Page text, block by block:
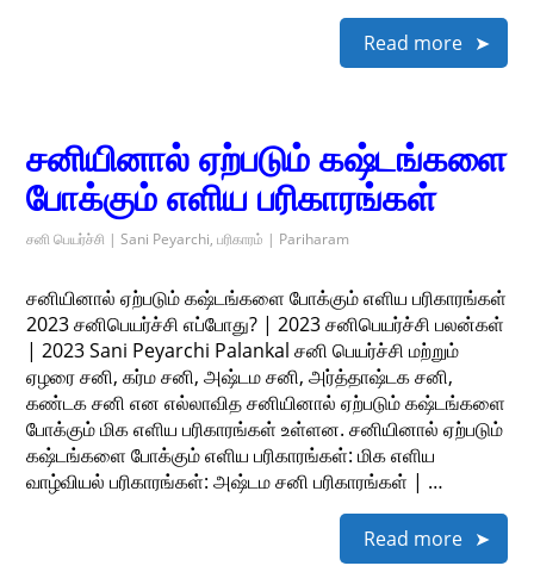
Read more
சனியினால் ஏற்படும் கஷ்டங்களை
போக்கும் எளிய பரிகாரங்கள்
சனி பெயர்ச்சி | Sani Peyarchi,பரிகாரம் | Pariharam
சனியினால் ஏற்படும் கஷ்டங்களை போக்கும் எளிய பரிகாரங்கள்
2023 சனிபெயர்ச்சி எப்போது? | 2023 சனிபெயர்ச்சி பலன்கள்
| 2023 Sani Peyarchi Palankal சனி பெயர்ச்சி மற்றும்
ஏழரை சனி, கர்ம சனி, அஷ்டம சனி, அர்த்தாஷ்டக சனி,
கண்டக சனி என எல்லாவித சனியினால் ஏற்படும் கஷ்டங்களை
போக்கும் மிக எளிய பரிகாரங்கள் உள்ளன. சனியினால் ஏற்படும்
கஷ்டங்களை போக்கும் எளிய பரிகாரங்கள்: மிக எளிய
வாழ்வியல் பரிகாரங்கள்: அஷ்டம சனி பரிகாரங்கள் | …
Read more